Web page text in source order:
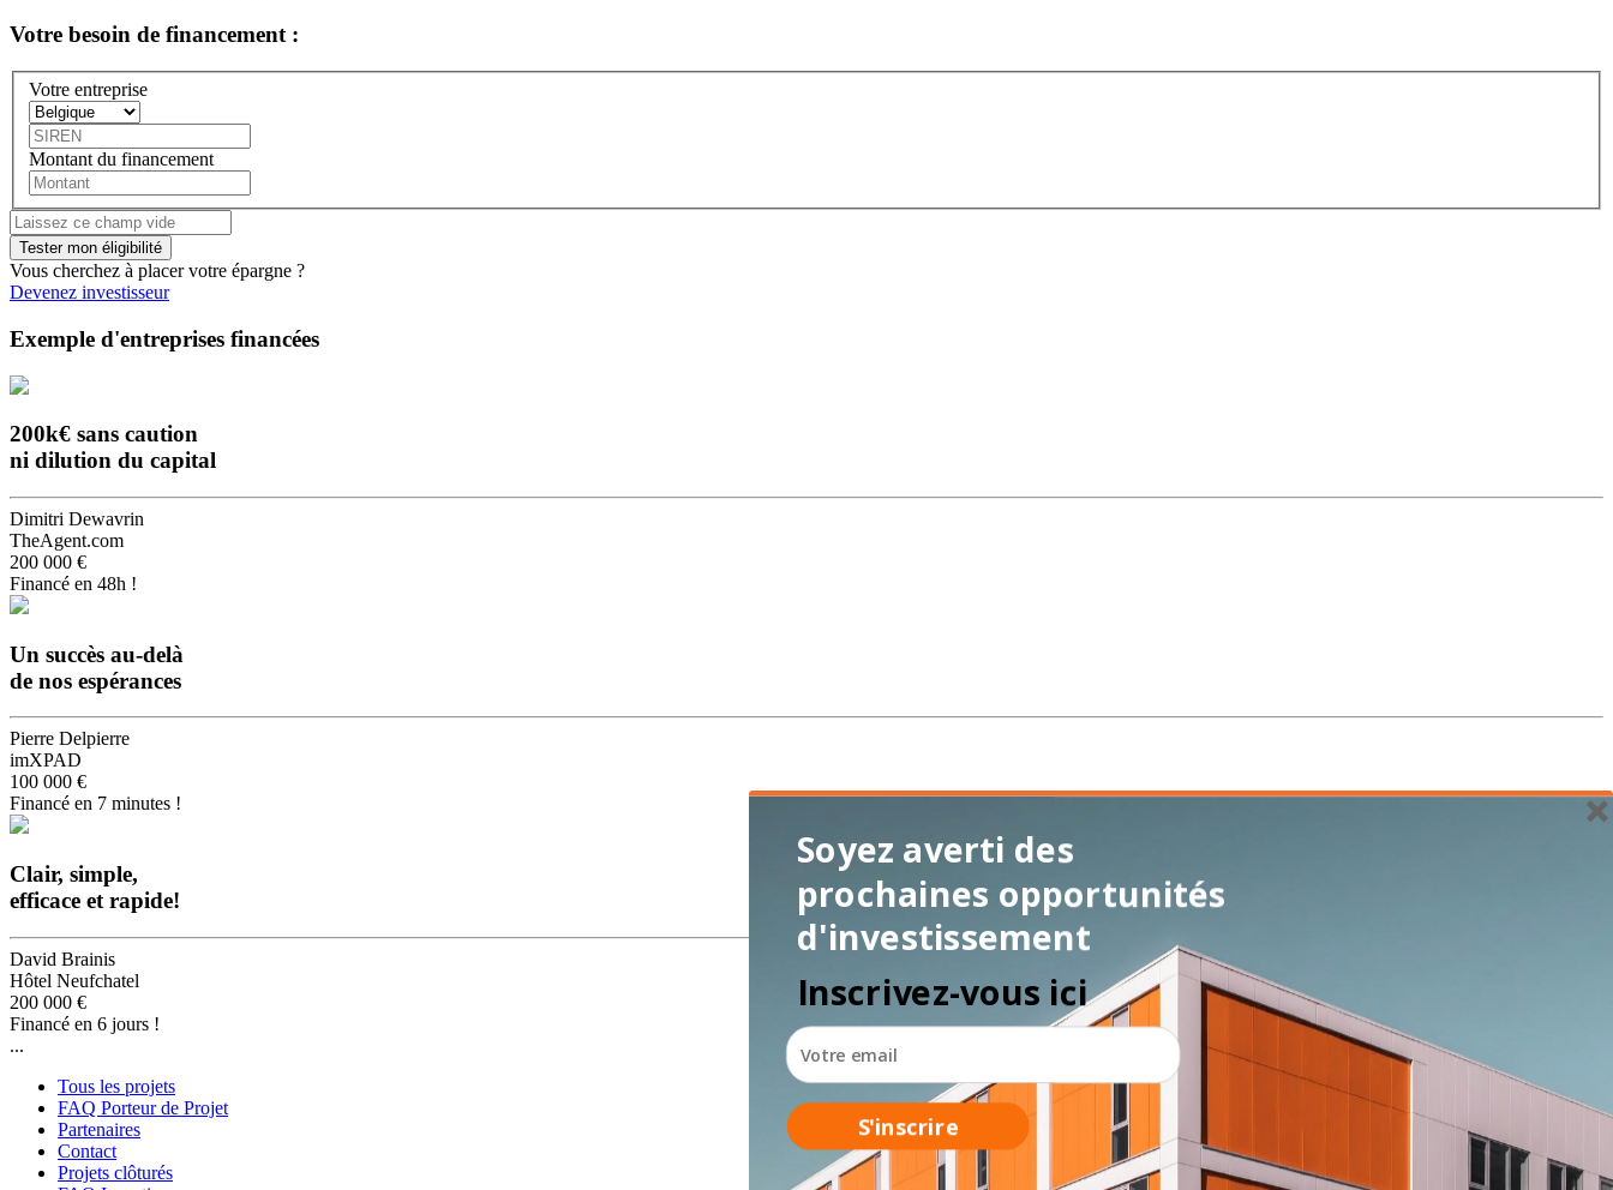
Votre besoin de financement :
Votre entreprise
Montant du financement
Vous cherchez à placer votre épargne ?
Devenez investisseur
Exemple d'entreprises financées
200k€ sans caution
ni dilution du capital
Dimitri Dewavrin
TheAgent.com
200 000 €
Financé en 48h !
Un succès au-delà
de nos espérances
Pierre Delpierre
imXPAD
100 000 €
Financé en 7 minutes !
Clair, simple,
efficace et rapide!
David Brainis
Hôtel Neufchatel
200 000 €
Financé en 6 jours !
...
Tous les projets
FAQ Porteur de Projet
Partenaires
Contact
Projets clôturés
Soyez averti des
prochaines opportunités
d'investissement
Inscrivez-vous ici
S'inscrire